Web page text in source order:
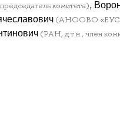
комитета),
(АНООВО
(РАН, д.т.н., член